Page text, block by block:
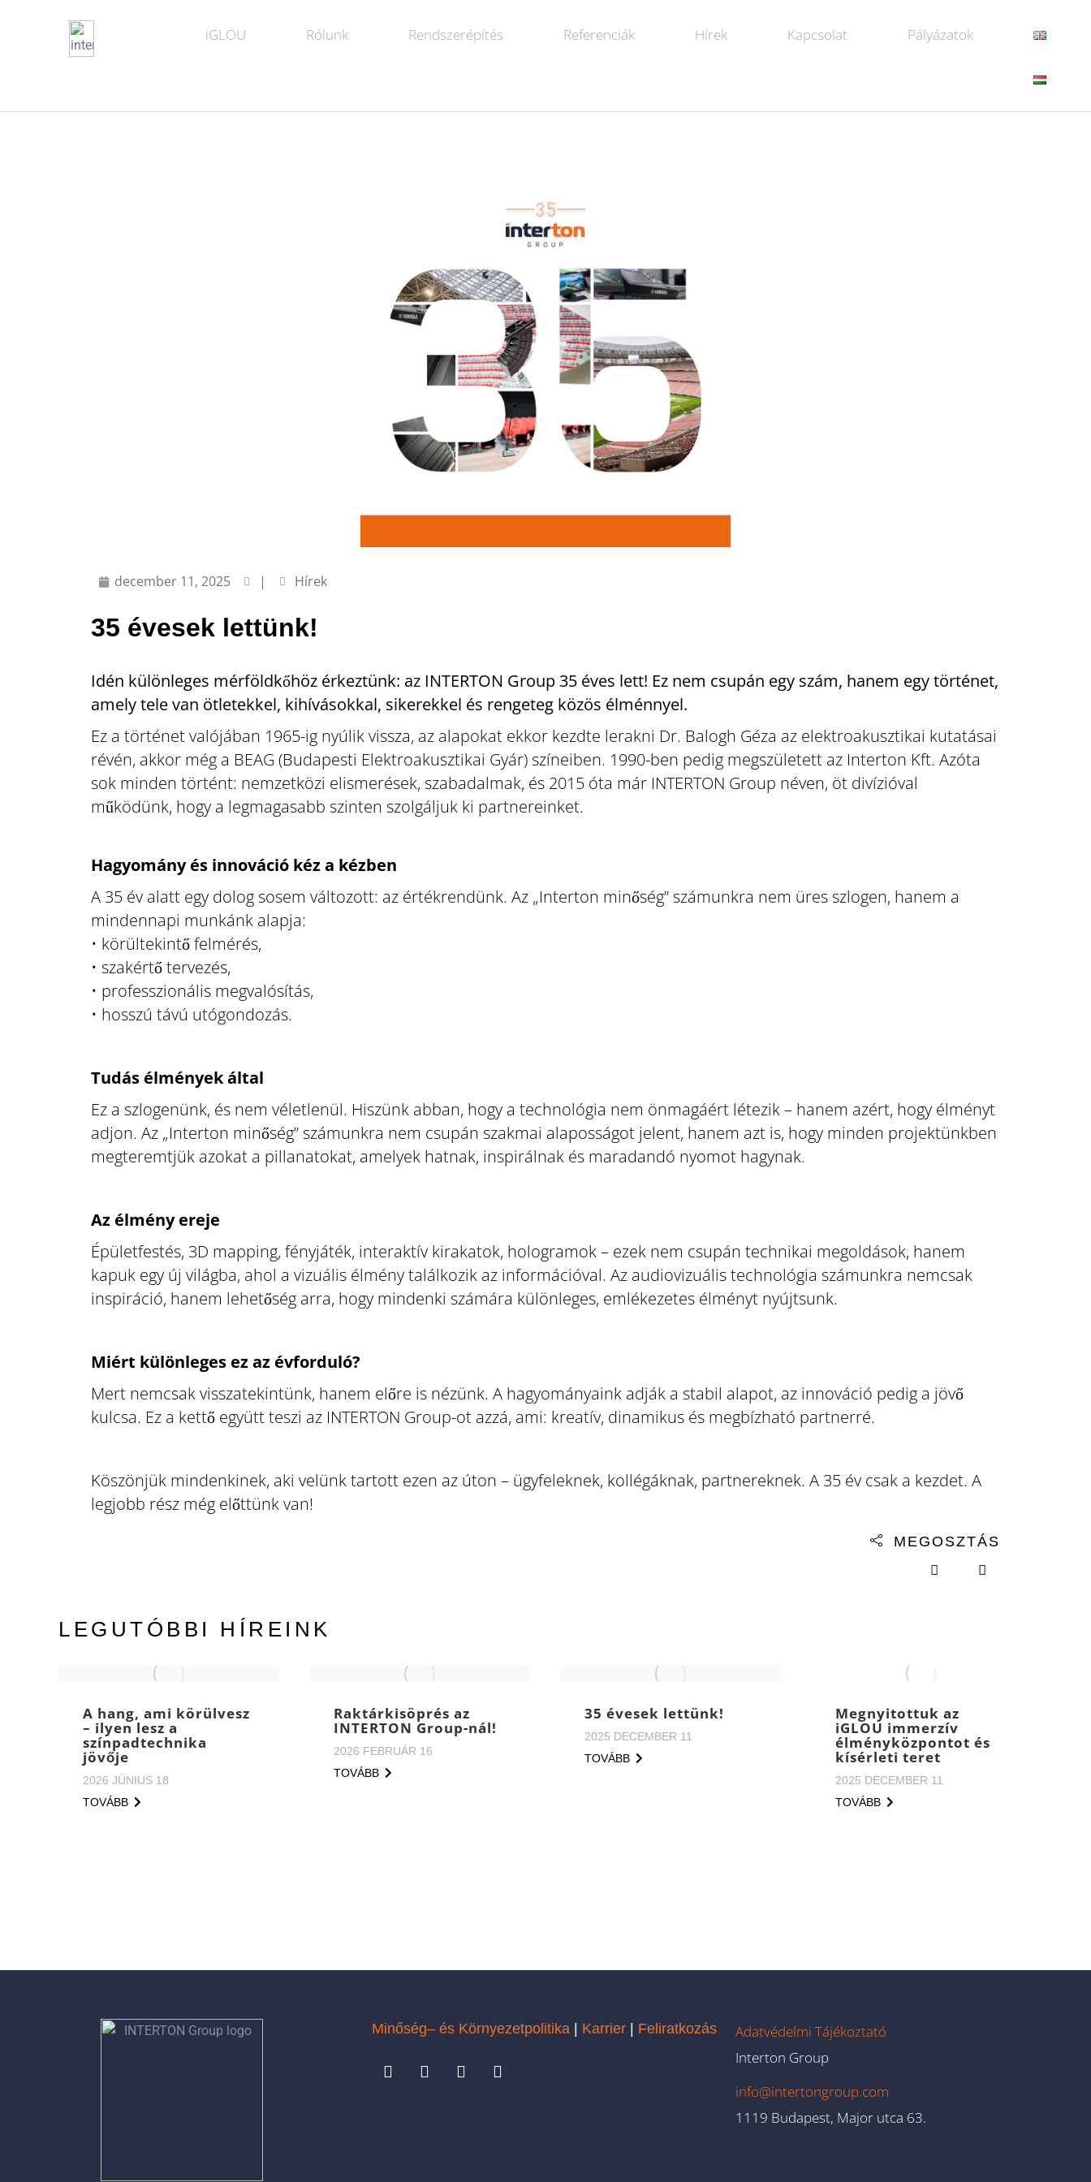
iGLOU Rólunk Rendszerépítés Referenciák Hírek Kapcsolat Pályázatok
december 11, 2025 | Hírek
35 évesek lettünk!
Idén különleges mérföldkőhöz érkeztünk: az INTERTON Group 35 éves lett! Ez nem csupán egy szám, hanem egy történet,
amely tele van ötletekkel, kihívásokkal, sikerekkel és rengeteg közös élménnyel.
Ez a történet valójában 1965-ig nyúlik vissza, az alapokat ekkor kezdte lerakni Dr. Balogh Géza az elektroakusztikai kutatásai
révén, akkor még a BEAG (Budapesti Elektroakusztikai Gyár) színeiben. 1990-ben pedig megszületett az Interton Kft. Azóta
sok minden történt: nemzetközi elismerések, szabadalmak, és 2015 óta már INTERTON Group néven, öt divízióval
működünk, hogy a legmagasabb szinten szolgáljuk ki partnereinket.
Hagyomány és innováció kéz a kézben
A 35 év alatt egy dolog sosem változott: az értékrendünk. Az „Interton minőség” számunkra nem üres szlogen, hanem a
mindennapi munkánk alapja:
• körültekintő felmérés,
• szakértő tervezés,
• professzionális megvalósítás,
• hosszú távú utógondozás.
Tudás élmények által
Ez a szlogenünk, és nem véletlenül. Hiszünk abban, hogy a technológia nem önmagáért létezik – hanem azért, hogy élményt
adjon. Az „Interton minőség” számunkra nem csupán szakmai alaposságot jelent, hanem azt is, hogy minden projektünkben
megteremtjük azokat a pillanatokat, amelyek hatnak, inspirálnak és maradandó nyomot hagynak.
Az élmény ereje
Épületfestés, 3D mapping, fényjáték, interaktív kirakatok, hologramok – ezek nem csupán technikai megoldások, hanem
kapuk egy új világba, ahol a vizuális élmény találkozik az információval. Az audiovizuális technológia számunkra nemcsak
inspiráció, hanem lehetőség arra, hogy mindenki számára különleges, emlékezetes élményt nyújtsunk.
Miért különleges ez az évforduló?
Mert nemcsak visszatekintünk, hanem előre is nézünk. A hagyományaink adják a stabil alapot, az innováció pedig a jövő
kulcsa. Ez a kettő együtt teszi az INTERTON Group-ot azzá, ami: kreatív, dinamikus és megbízható partnerré.
Köszönjük mindenkinek, aki velünk tartott ezen az úton – ügyfeleknek, kollégáknak, partnereknek. A 35 év csak a kezdet. A
legjobb rész még előttünk van!
MEGOSZTÁS
LEGUTÓBBI HÍREINK
A hang, ami körülvesz
– ilyen lesz a
színpadtechnika
jövője
2026 JÚNIUS 18
TOVÁBB
Raktárkisöprés az
INTERTON Group-nál!
2026 FEBRUÁR 16
TOVÁBB
35 évesek lettünk!
2025 DECEMBER 11
TOVÁBB
Megnyitottuk az
iGLOU immerzív
élményközpontot és
kísérleti teret
2025 DECEMBER 11
TOVÁBB
Minőség– és Környezetpolitika Karrier Feliratkozás
Adatvédelmi Tájékoztató
Interton Group
info@intertongroup.com
1119 Budapest, Major utca 63.